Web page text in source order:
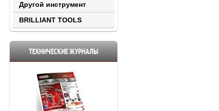
Другой инструмент
BRILLIANT TOOLS
ТЕХНИЧЕСКИЕ ЖУРНАЛЫ